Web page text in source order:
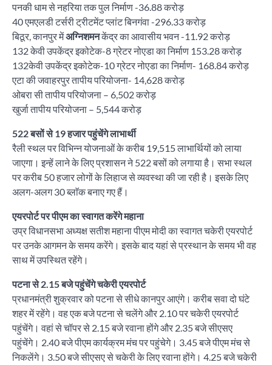
पनकी धाम से नहरिया तक पुल निर्माण -36.88 करोड़
40 एमएलडी टर्सरी ट्रीटमेंट प्लांट बिनगंवा -296.33 करोड़
बिठूर, कानपुर मेंअग्निशमनकेंद्र का आवासीय भवन -11.92 करोड़
132 केवी उपकेंद्र इकोटेक-8 ग्रेटर नोएडा का निर्माण 153.28 करोड़
132केवी उपकेंद्र इकोटेक-10 ग्रेटर नोएडा का निर्माण- 168.84 करोड़
एटा की जवाहरपुर तापीय परियोजना- 14,628 करोड़
ओबरा सी तापीय परियोजना – 6,502 करोड़
खुर्जा तापीय परियोजना – 5,544 करोड़
522 बसों से 19 हजार पहुंचेंगे लाभार्थी
रैली स्थल पर विभिन्न योजनाओं के करीब 19,515 लाभार्थियों को लाया
जाएगा। इन्हें लाने के लिए प्रशासन ने 522 बसों को लगाया है। सभा स्थल
पर करीब 50 हजार लोगों के लिहाज से व्यवस्था की जा रही है। इसके लिए
अलग-अलग 30 ब्लाॅक बनाए गए हैं।
एयरपोर्ट पर पीएम का स्वागत करेंगे महाना
उप्र विधानसभा अध्यक्ष सतीश महाना पीएम मोदी का स्वागत चकेरी एयरपोर्ट
पर उनके आगमन के समय करेंगे। इसके बाद यहां से प्रस्थान के समय भी वह
साथ में उपस्थित रहेंगे।
पटना से 2.15 बजे पहुंचेंगे चकेरी एयरपोर्ट
प्रधानमंत्री शुक्रवार को पटना से सीधे कानपुर आएंगे। करीब सवा दो घंटे
शहर में रहेंगे। वह एक बजे पटना से चलेंगे और 2.10 पर चकेरी एयरपोर्ट
पहुंचेंगे। वहां से चॉपर से 2.15 बजे रवाना होंगे और 2.35 बजे सीएसए
पहुंचेंगे। 2.40 बजे पीएम कार्यक्रम मंच पर पहुंचेगे। 3.45 बजे पीएम मंच से
निकलेंगे। 3.50 बजे सीएसए से चकेरी के लिए रवाना होंगे। 4.25 बजे चकेरी